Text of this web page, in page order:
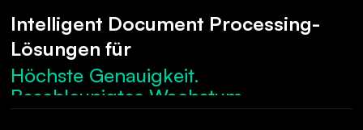
Intelligent Document Processing-
Lösungen für
Höchste Genauigkeit.
Beschleunigtes Wachstum.
Robuste Compliance.